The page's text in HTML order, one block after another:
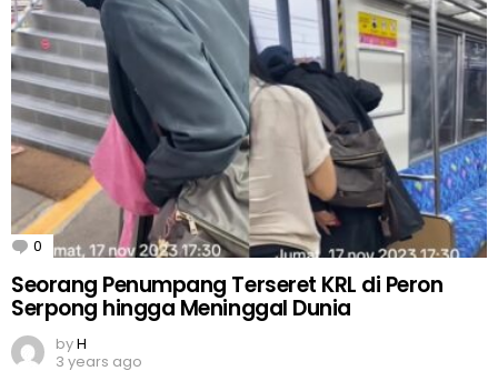
0 Comments
Seorang Penumpang Terseret KRL di Peron
Serpong hingga Meninggal Dunia
byH
3 years ago